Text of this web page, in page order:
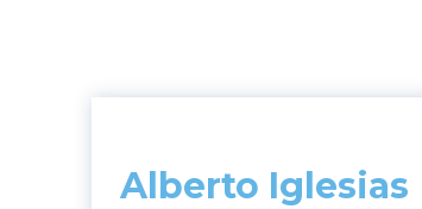
Alberto Iglesias